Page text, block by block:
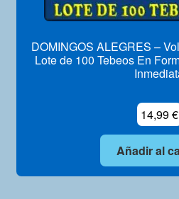
DOMINGOS ALEGRES –
Lote de 100 Tebeos En
14,99€
Añadir al